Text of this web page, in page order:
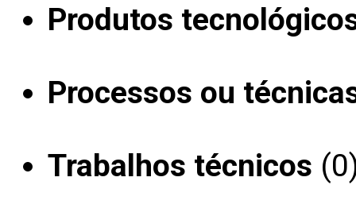
Produtos
Processos ou
Trabalhos técnicos